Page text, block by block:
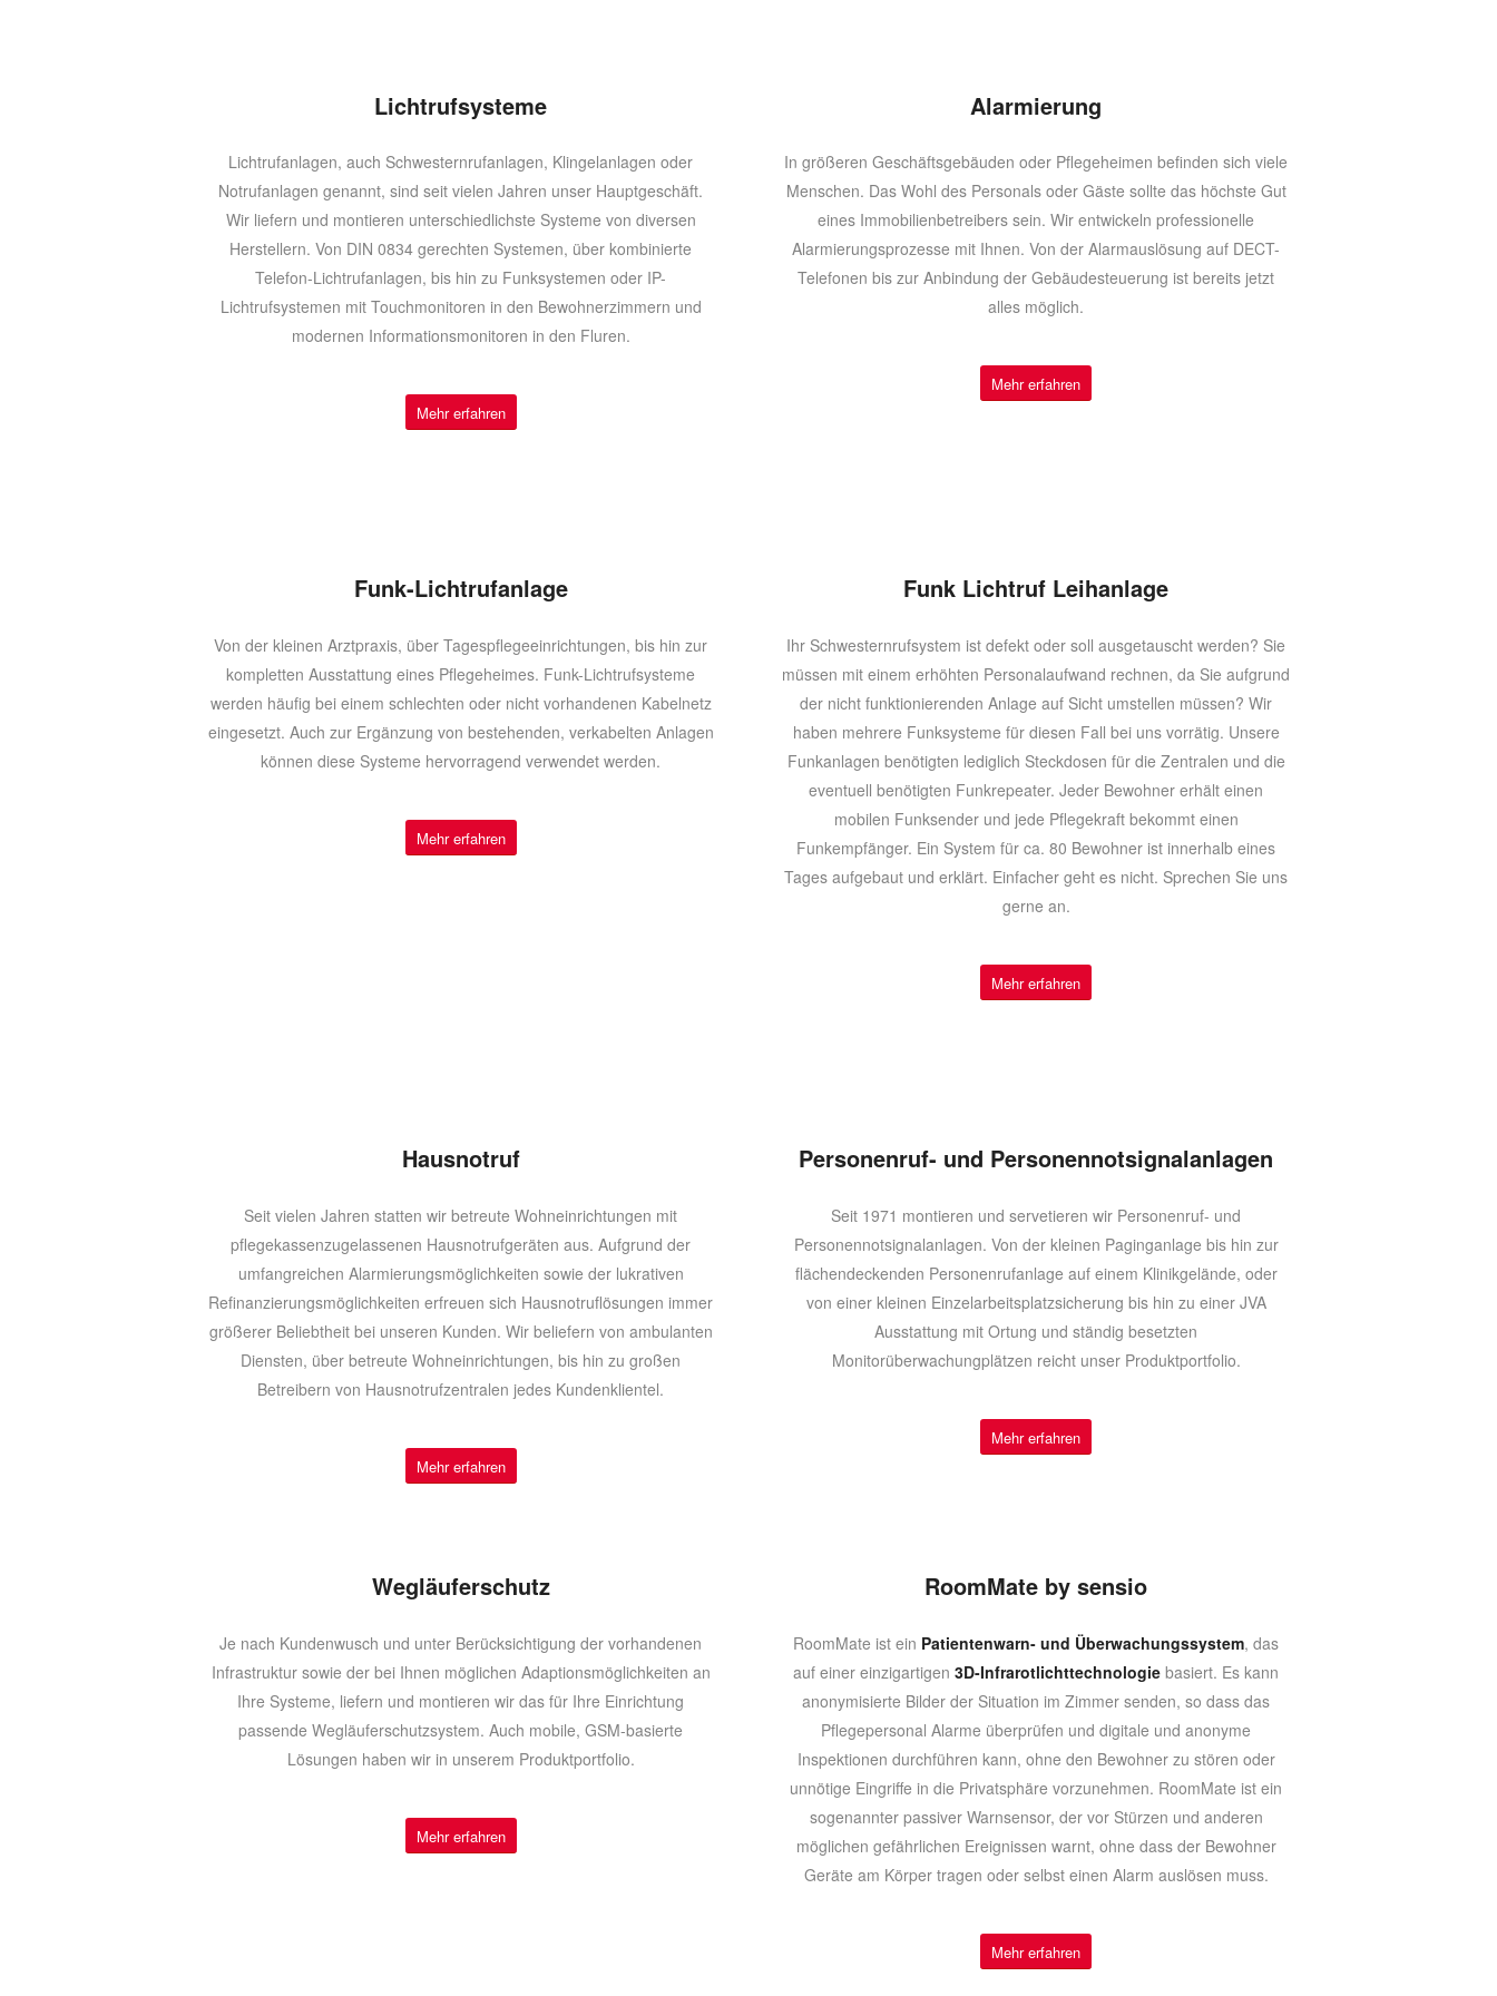
Lichtrufsysteme
Lichtrufanlagen, auch Schwesternrufanlagen, Klingelanlagen oder
Notrufanlagen genannt, sind seit vielen Jahren unser Hauptgeschäft.
Wir liefern und montieren unterschiedlichste Systeme von diversen
Herstellern. Von DIN 0834 gerechten Systemen, über kombinierte
Telefon-Lichtrufanlagen, bis hin zu Funksystemen oder IP-
Lichtrufsystemen mit Touchmonitoren in den Bewohnerzimmern und
modernen Informationsmonitoren in den Fluren.
Mehr erfahren
Alarmierung
In größeren Geschäftsgebäuden oder Pflegeheimen befinden sich viele
Menschen. Das Wohl des Personals oder Gäste sollte das höchste Gut
eines Immobilienbetreibers sein. Wir entwickeln professionelle
Alarmierungsprozesse mit Ihnen. Von der Alarmauslösung auf DECT­-
Telefonen bis zur Anbindung der Gebäudesteuerung ist bereits jetzt
alles möglich.
Mehr erfahren
Funk-Lichtrufanlage
Von der kleinen Arztpraxis, über Tagespflegeeinrichtungen, bis hin zur
kompletten Ausstattung eines Pflegeheimes. Funk-Lichtrufsysteme
werden häufig bei einem schlechten oder nicht vorhandenen Kabelnetz
eingesetzt. Auch zur Ergänzung von bestehenden, verkabelten Anlagen
können diese Systeme hervorragend verwendet werden.
Mehr erfahren
Funk Lichtruf Leihanlage
Ihr Schwesternrufsystem ist defekt oder soll ausgetauscht werden? Sie
müssen mit einem erhöhten Personalaufwand rechnen, da Sie aufgrund
der nicht funktionierenden Anlage auf Sicht umstellen müssen? Wir
haben mehrere Funksysteme für diesen Fall bei uns vorrätig. Unsere
Funkanlagen benötigten lediglich Steckdosen für die Zentralen und die
eventuell benötigten Funkrepeater. Jeder Bewohner erhält einen
mobilen Funksender und jede Pflegekraft bekommt einen
Funkempfänger. Ein System für ca. 80 Bewohner ist innerhalb eines
Tages aufgebaut und erklärt. Einfacher geht es nicht. Sprechen Sie uns
gerne an.
Mehr erfahren
Hausnotruf
Seit vielen Jahren statten wir betreute Wohneinrichtungen mit
pflegekassenzugelassenen Hausnotrufgeräten aus. Aufgrund der
umfangreichen Alarmierungsmöglichkeiten sowie der lukrativen
Refinanzierungsmöglichkeiten erfreuen sich Hausnotruflösungen immer
größerer Beliebtheit bei unseren Kunden. Wir beliefern von ambulanten
Diensten, über betreute Wohneinrichtungen, bis hin zu großen
Betreibern von Hausnotrufzentralen jedes Kundenklientel.
Mehr erfahren
Personenruf- und Personennotsignalanlagen
Seit 1971 montieren und servetieren wir Personenruf- und
Personennotsignalanlagen. Von der kleinen Paginganlage bis hin zur
flächendeckenden Personenrufanlage auf einem Klinikgelände, oder
von einer kleinen Einzelarbeitsplatzsicherung bis hin zu einer JVA
Ausstattung mit Ortung und ständig besetzten
Monitorüberwachungplätzen reicht unser Produktportfolio.
Mehr erfahren
Wegläuferschutz
Je nach Kundenwusch und unter Berücksichtigung der vorhandenen
Infrastruktur sowie der bei Ihnen möglichen Adaptionsmöglichkeiten an
Ihre Systeme, liefern und montieren wir das für Ihre Einrichtung
passende Wegläuferschutzsystem. Auch mobile, GSM-basierte
Lösungen haben wir in unserem Produktportfolio.
Mehr erfahren
RoomMate by sensio
RoomMate ist ein Patientenwarn- und Überwachungssystem, das
auf einer einzigartigen3D-Infrarotlichttechnologie basiert. Es kann
anonymisierte Bilder der Situation im Zimmer senden, so dass das
Pflegepersonal Alarme überprüfen und digitale und anonyme
Inspektionen durchführen kann, ohne den Bewohner zu stören oder
unnötige Eingriffe in die Privatsphäre vorzunehmen. RoomMate ist ein
sogenannter passiver Warnsensor, der vor Stürzen und anderen
möglichen gefährlichen Ereignissen warnt, ohne dass der Bewohner
Geräte am Körper tragen oder selbst einen Alarm auslösen muss.
Mehr erfahren